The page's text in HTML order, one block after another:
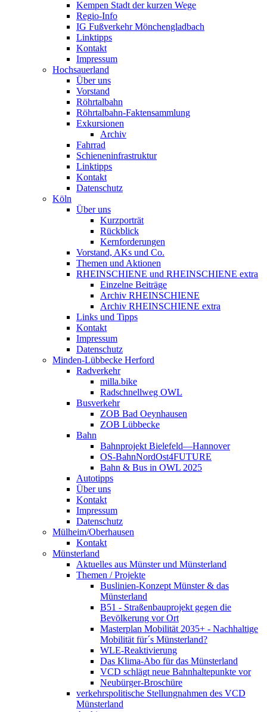
Kempen Stadt der kurzen Wege
Regio-Info
IG Fußverkehr Mönchengladbach
Linktipps
Kontakt
Impressum
Hochsauerland
Über uns
Vorstand
Röhrtalbahn
Röhrtalbahn-Faktensammlung
Exkursionen
Archiv
Fahrrad
Schieneninfrastruktur
Linktipps
Kontakt
Datenschutz
Köln
Über uns
Kurzporträt
Rückblick
Kernforderungen
Vorstand, AKs und Co.
Themen und Aktionen
RHEINSCHIENE und RHEINSCHIENE extra
Einzelne Beiträge
Archiv RHEINSCHIENE
Archiv RHEINSCHIENE extra
Links und Tipps
Kontakt
Impressum
Datenschutz
Minden-Lübbecke Herford
Radverkehr
milla.bike
Radschnellweg OWL
Busverkehr
ZOB Bad Oeynhausen
ZOB Lübbecke
Bahn
Bahnprojekt Bielefeld—Hannover
OS-BahnNordOst4FUTURE
Bahn & Bus in OWL 2025
Autotipps
Über uns
Kontakt
Impressum
Datenschutz
Mülheim/Oberhausen
Kontakt
Münsterland
Aktuelles aus Münster und Münsterland
Themen / Projekte
Buslinien-Konzept Münster & das
Münsterland
B51 - Straßenbauprojekt gegen die
Bevölkerung vor Ort
Masterplan Mobilität 2035+ - Nachhaltige
Mobilität für´s Münsterland?
WLE-Reaktivierung
Das Klima-Abo für das Münsterland
VCD schlägt neue Bahnhaltepunkte vor
Neubürger-Broschüre
verkehrspolitische Stellungnahmen des VCD
Münsterland